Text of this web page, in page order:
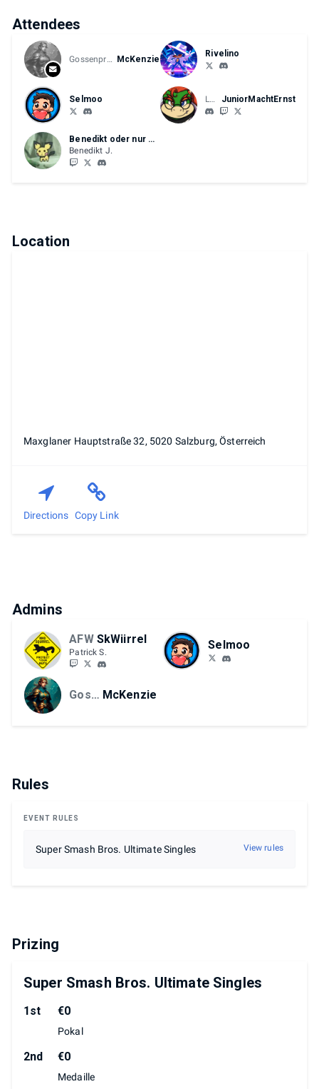
Attendees
McKenzie
Rivelino
Selmoo LL BCM JuniorMachtErnst
Benedikt oder nur Bene
Benedikt J.
Location
Maxglaner Hauptstraße 32, 5020 Salzburg, Österreich
Directions Copy Link
Admins
AFW SkWiirrel
Patrick S.
Selmoo
Gossenprofit McKenzie
Rules
EVENT RULES
Super Smash Bros. Ultimate Singles View rules
Prizing
Super Smash Bros. Ultimate Singles
1st €0
Pokal
2nd €0
Medaille